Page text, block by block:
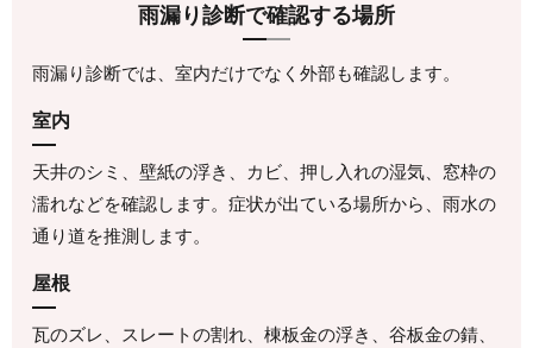
雨漏り診断で確認する場所
雨漏り診断では、室内だけでなく外部も確認します。
室内
天井のシミ、壁紙の浮き、カビ、押し入れの湿気、窓枠の
濡れなどを確認します。症状が出ている場所から、雨水の
通り道を推測します。
屋根
瓦のズレ、スレートの割れ、棟板金の浮き、谷板金の錆、